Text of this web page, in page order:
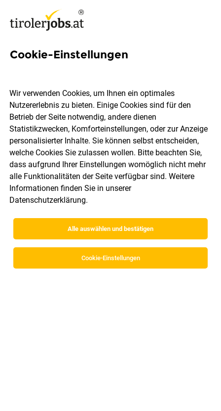
Procurement Process & ERP
Liebherr-Werk Nenzing GmbH
Nenzing Vollzeit 03.08.2026
Cookie-Einstellungen
Wir verwenden Cookies, um Ihnen ein optimales
Nutzererlebnis zu bieten. Einige Cookies sind für den
Betrieb der Seite notwendig, andere dienen
Statistikzwecken, Komforteinstellungen, oder zur Anzeige
personalisierter Inhalte. Sie können selbst entscheiden,
welche Cookies Sie zulassen wollen. Bitte beachten Sie,
dass aufgrund Ihrer Einstellungen womöglich nicht mehr
alle Funktionalitäten der Seite verfügbar sind. Weitere
Informationen finden Sie in unserer
Datenschutzerklärung.
Alle auswählen und bestätigen
Cookie-Einstellungen